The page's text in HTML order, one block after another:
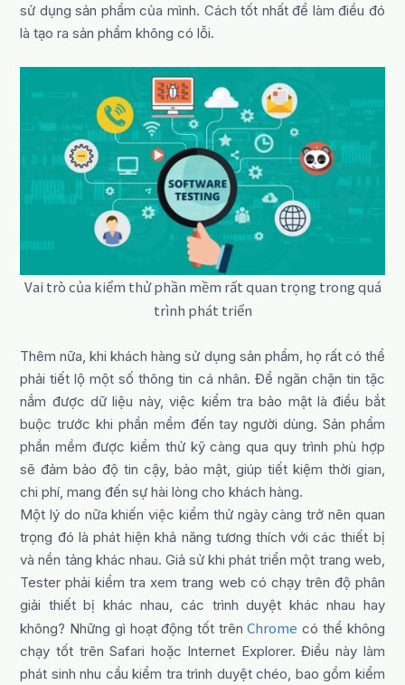
sử dụng sản phẩm của mình. Cách tốt nhất để làm điều đó
là tạo ra sản phẩm không có lỗi.
Vai trò của kiểm thử phần mềm rất quan trọng trong quá
trình phát triển
Thêm nữa, khi khách hàng sử dụng sản phẩm, họ rất có thể
phải tiết lộ một số thông tin cá nhân. Để ngăn chặn tin tặc
nắm được dữ liệu này, việc kiểm tra bảo mật là điều bắt
buộc trước khi phần mềm đến tay người dùng. Sản phẩm
phần mềm được kiểm thử kỹ càng qua quy trình phù hợp
sẽ đảm bảo độ tin cậy, bảo mật, giúp tiết kiệm thời gian,
chi phí, mang đến sự hài lòng cho khách hàng.
Một lý do nữa khiến việc kiểm thử ngày càng trở nên quan
trọng đó là phát hiện khả năng tương thích với các thiết bị
và nền tảng khác nhau. Giả sử khi phát triển một trang web,
Tester phải kiểm tra xem trang web có chạy trên độ phân
giải thiết bị khác nhau, các trình duyệt khác nhau hay
không? Những gì hoạt động tốt trênChrome có thể không
chạy tốt trên Safari hoặc Internet Explorer. Điều này làm
phát sinh nhu cầu kiểm tra trình duyệt chéo, bao gồm kiểm